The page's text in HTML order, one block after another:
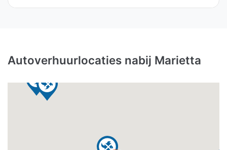
Autoverhuurlocaties nabij Marietta